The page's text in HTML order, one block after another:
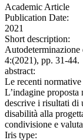
Academic Article
Publication Date:
2021
Short description:
4:(2021), pp. 31-44.
abstract:
Le recenti
L’indagine
descrive i risultati di
disabilità alla
condivisione e
Iris type: